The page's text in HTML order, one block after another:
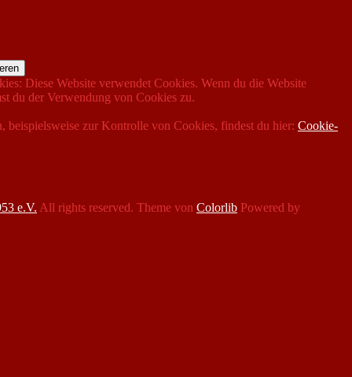
Diese Website verwendet Cookies. Wenn du die Website
du der Verwendung von Cookies zu.
beispielsweise zur Kontrolle von Cookies, findest du hier: Cookie-
e.V. All rights reserved. Theme von Colorlib Powered by